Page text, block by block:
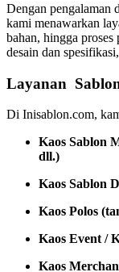
Dengan pengalaman
kami menawarkan
bahan, hingga
desain dan
Layanan
Di Inisablon.com,
Kaos Sablon
dll.)
Kaos Sablon
Kaos Polos
Kaos Event /
Kaos